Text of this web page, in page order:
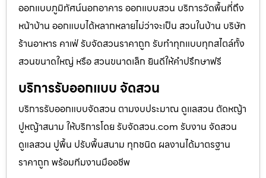
ออกแบบภูมิทัศน์นอกอาคาร ออกแบบสวน บริการวัดพื้นที่ถึง
หน้าบ้าน ออกแบบได้หลากหลายไม่ว่าจะเป็น สวนในบ้าน บริษัท
ร้านอาหาร คาเฟ่ รับจัดสวนราคาถูก รับทำทุกแบบทุกสไตล์ทั้ง
สวนขนาดใหญ่ หรือ สวนขนาดเล็ก ยินดีให้คำปรึกษาฟรี
บริการรับออกแบบ จัดสวน
บริการรับออกแบบจัดสวน ตามงบประมาณ ดูเเลสวน ตัดหญ้า
ปูหญ้าสนาม ให้บริการโดย รับจัดสวน.com รับงาน จัดสวน
ดูแลสวน ปูพื้น ปรับพื้นสนาม ทุกชนิด ผลงานได้มาตรฐาน
ราคาถูก พร้อมทีมงานมืออชีพ